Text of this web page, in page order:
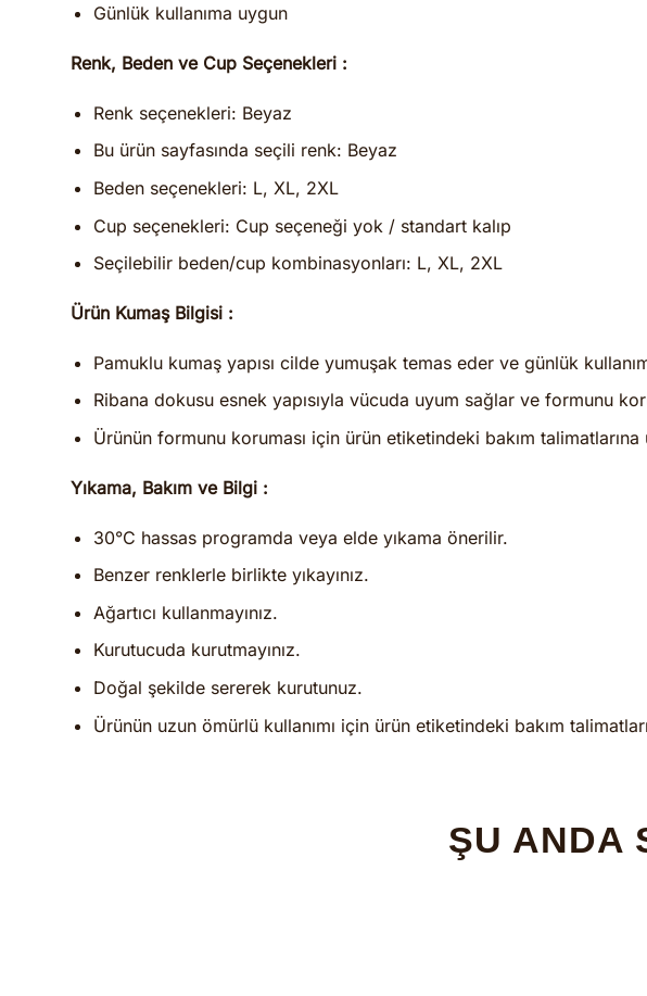
Günlük kullanıma uygun
Renk, Beden ve Cup Seçenekleri :
Renk seçenekleri: Beyaz
Bu ürün sayfasında seçili renk: Beyaz
Beden seçenekleri: L, XL, 2XL
Cup seçenekleri: Cup seçeneği yok / standart kalıp
Seçilebilir beden/cup kombinasyonları: L, XL, 2XL
Ürün Kumaş Bilgisi :
Pamuklu kumaş yapısı cilde yumuşak temas eder ve günlük
Ribana dokusu esnek yapısıyla vücuda uyum sağlar ve formunu
Ürünün formunu koruması için ürün etiketindeki bakım talimatlarına
Yıkama, Bakım ve Bilgi :
30°C hassas programda veya elde yıkama önerilir.
Benzer renklerle birlikte yıkayınız.
Ağartıcı kullanmayınız.
Kurutucuda kurutmayınız.
Doğal şekilde sererek kurutunuz.
Ürünün uzun ömürlü kullanımı için ürün etiketindeki bakım
ŞU ANDA